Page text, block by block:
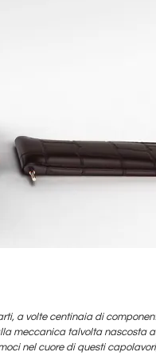
a volte centinaia di
meccanica talvolta nascosta
nel cuore di questi